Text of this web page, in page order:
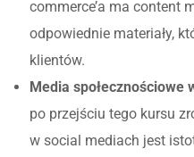
commerce’a ma content
odpowiednie materiały,
klientów.
Media społecznościowe
po przejściu tego kursu
w social mediach jest